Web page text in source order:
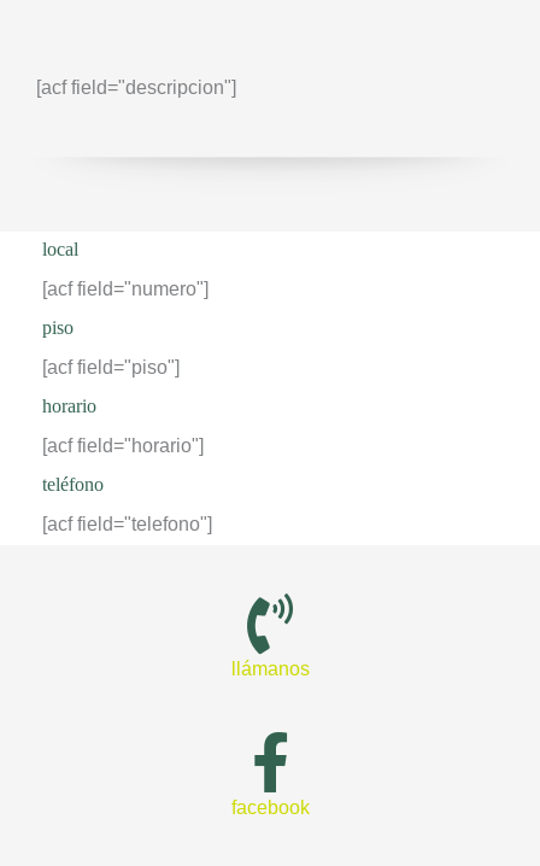
[acf field="descripcion"]
local
[acf field="numero"]
piso
[acf field="piso"]
horario
[acf field="horario"]
teléfono
[acf field="telefono"]
llámanos
facebook